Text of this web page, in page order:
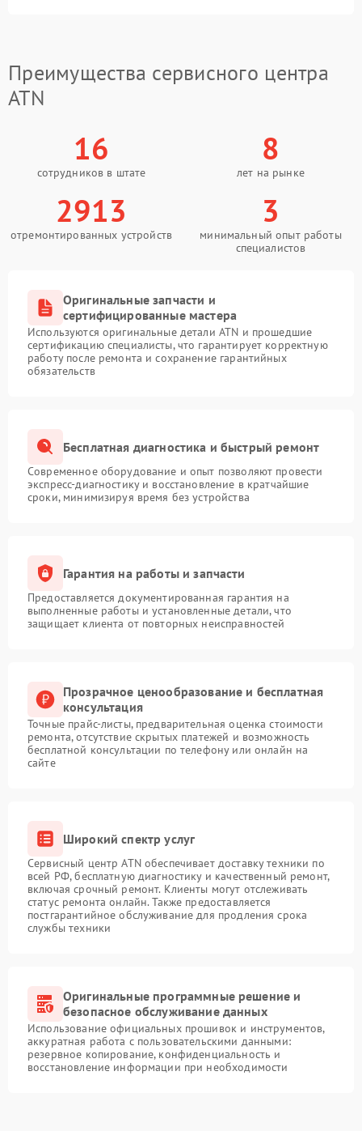
Преимущества сервисного центра
ATN
16
сотрудников в штате
8
лет на рынке
2913
отремонтированных устройств
3
минимальный опыт работы
специалистов
Оригинальные запчасти и
сертифицированные мастера
Используются оригинальные детали ATN и прошедшие
сертификацию специалисты, что гарантирует корректную
работу после ремонта и сохранение гарантийных
обязательств
Бесплатная диагностика и быстрый ремонт
Современное оборудование и опыт позволяют провести
экспресс-диагностику и восстановление в кратчайшие
сроки, минимизируя время без устройства
Гарантия на работы и запчасти
Предоставляется документированная гарантия на
выполненные работы и установленные детали, что
защищает клиента от повторных неисправностей
Прозрачное ценообразование и бесплатная
консультация
Точные прайс-листы, предварительная оценка стоимости
ремонта, отсутствие скрытых платежей и возможность
бесплатной консультации по телефону или онлайн на
сайте
Широкий спектр услуг
Сервисный центр ATN обеспечивает доставку техники по
всей РФ, бесплатную диагностику и качественный ремонт,
включая срочный ремонт. Клиенты могут отслеживать
статус ремонта онлайн. Также предоставляется
постгарантийное обслуживание для продления срока
службы техники
Оригинальные программные решение и
безопасное обслуживание данных
Использование официальных прошивок и инструментов,
аккуратная работа с пользовательскими данными:
резервное копирование, конфиденциальность и
восстановление информации при необходимости